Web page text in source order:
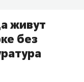
живут
без